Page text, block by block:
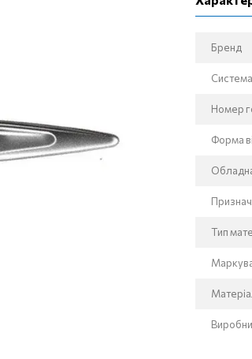
Бренд
Номер
Форма
Тип